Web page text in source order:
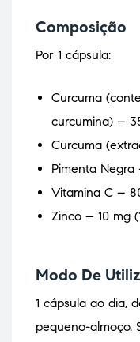
Composição
Por 1 cápsula:
Curcuma
curcumina) –
Curcuma
Pimenta Negra
Vitamina C –
Zinco – 10 mg
Modo De
1 cápsula ao dia,
pequeno-almoço.